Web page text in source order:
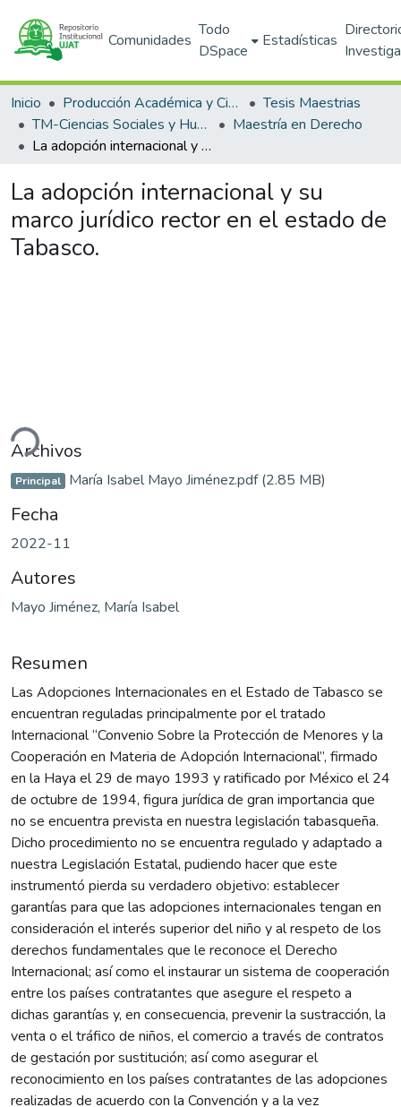
Comunidades
Todo
DSpace
Estadísticas
Inicio Producción Académica y Científica
Tesis Maestrias
TM-Ciencias Sociales y Humanidades (DACSYH)
Maestría en Derecho
La adopción internacional y su marco jurídico rector en el estado de Tabasco.
La adopción internacional y su
marco jurídico rector en el estado de
Tabasco.
Cargando...
Archivos
Principal María Isabel Mayo Jiménez.pdf(2.85 MB)
Fecha
2022-11
Autores
Mayo Jiménez, María Isabel
Resumen
Las Adopciones Internacionales en el Estado de Tabasco se
encuentran reguladas principalmente por el tratado
Internacional “Convenio Sobre la Protección de Menores y la
Cooperación en Materia de Adopción Internacional”, firmado
en la Haya el 29 de mayo 1993 y ratificado por México el 24
de octubre de 1994, figura jurídica de gran importancia que
no se encuentra prevista en nuestra legislación tabasqueña.
Dicho procedimiento no se encuentra regulado y adaptado a
nuestra Legislación Estatal, pudiendo hacer que este
instrumentó pierda su verdadero objetivo: establecer
garantías para que las adopciones internacionales tengan en
consideración el interés superior del niño y al respeto de los
derechos fundamentales que le reconoce el Derecho
Internacional; así como el instaurar un sistema de cooperación
entre los países contratantes que asegure el respeto a
dichas garantías y, en consecuencia, prevenir la sustracción, la
venta o el tráfico de niños, el comercio a través de contratos
de gestación por sustitución; así como asegurar el
reconocimiento en los países contratantes de las adopciones
realizadas de acuerdo con la Convención y a la vez